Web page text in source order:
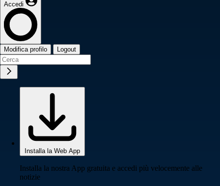
Accedi
Modifica profilo Logout
Installa la Web App
Installa la nostra App gratuita e accedi più velocemente alle
notizie